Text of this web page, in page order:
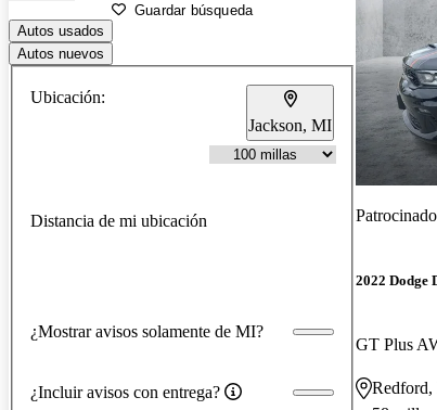
Guardar búsqueda
Autos usados
Autos nuevos
Ubicación:
Jackson, MI
Distancia de mi ubicación
¿Mostrar avisos solamente de MI?
¿Incluir avisos con entrega?
2022 Dodge
GT Plus